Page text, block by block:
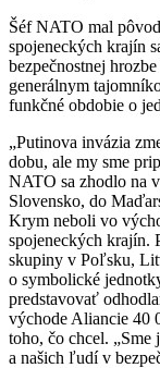
Šéf NATO mal
spojeneckých krajín
bezpečnostnej
generálnym
funkčné obdobie o
„Putinova invázia
dobu, ale my sme
NATO sa zhodlo na
Slovensko, do
Krym neboli vo
spojeneckých krajín.
skupiny v Poľsku,
o symbolické
predstavovať
východe Aliancie 40
toho, čo chcel. „Sme
a našich ľudí v